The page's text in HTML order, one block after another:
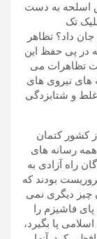
اسلحه به دست
تک
داد؟ تظاهر
در پی حفظ این
تظاهرات می
های نیروی های
و شتابزدگی
کشور کتمان
رسانه های
راه آزادی به
بودند که
دیگری نمی
فاشیزم را
پا بگیرد،